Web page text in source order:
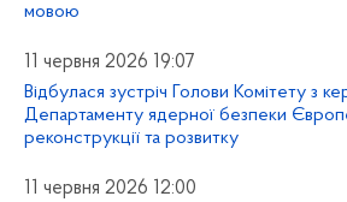
мовою
11 червня 2026 19:07
Відбулася зустріч Голови Комітету з
Департаменту ядерної безпеки
реконструкції та розвитку
11 червня 2026 12:00